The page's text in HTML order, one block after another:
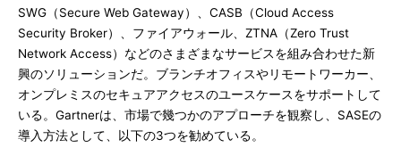
SWG（Secure Web Gateway）、CASB（Cloud Access
Security Broker）、ファイアウォール、ZTNA（Zero Trust
Network Access）などのさまざまなサービスを組み合わせた新
興のソリューションだ。ブランチオフィスやリモートワーカー、
オンプレミスのセキュアアクセスのユースケースをサポートして
いる。Gartnerは、市場で幾つかのアプローチを観察し、SASEの
導入方法として、以下の3つを勧めている。